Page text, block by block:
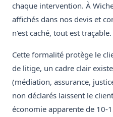
chaque intervention. À
affichés dans nos devis et
n'est caché, tout est traçable.
Cette formalité protège le
de litige, un cadre clair
(médiation, assurance,
non déclarés laissent le
économie apparente de 10-